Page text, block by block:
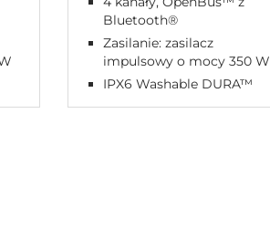
Bluetooth®
Zasilanie: zasilacz
impulsowy o mocy 350 W
IPX6 Washable DURA™